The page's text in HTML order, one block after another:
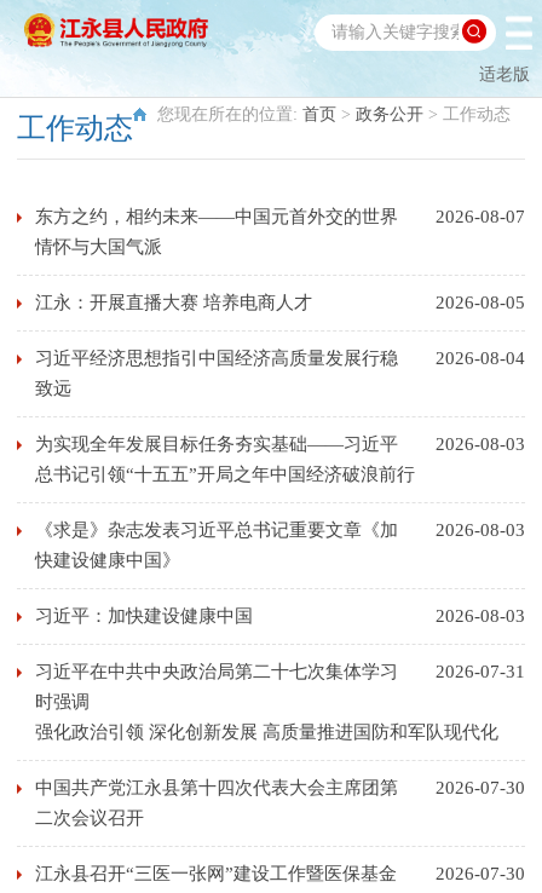
适老版
工作动态 您现在所在的位置: 首页 > 政务公开 > 工作动态
2026-08-07
东方之约，相约未来——中国元首外交的世界
情怀与大国气派
2026-08-05
江永：开展直播大赛 培养电商人才
2026-08-04
习近平经济思想指引中国经济高质量发展行稳
致远
2026-08-03
为实现全年发展目标任务夯实基础——习近平
总书记引领“十五五”开局之年中国经济破浪前行
2026-08-03
《求是》杂志发表习近平总书记重要文章《加
快建设健康中国》
2026-08-03
习近平：加快建设健康中国
2026-07-31
习近平在中共中央政治局第二十七次集体学习
时强调
强化政治引领 深化创新发展 高质量推进国防和军队现代化
2026-07-30
中国共产党江永县第十四次代表大会主席团第
二次会议召开
2026-07-30
江永县召开“三医一张网”建设工作暨医保基金